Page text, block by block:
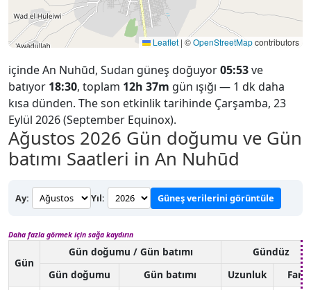
Leaflet | ©OpenStreetMapcontributors
içinde An Nuhūd, Sudan güneş doğuyor05:53ve
batıyor 18:30, toplam 12h 37m gün ışığı — 1 dk daha
kısa dünden. The son etkinlik tarihinde Çarşamba, 23
Eylül 2026 (September Equinox).
Ağustos 2026 Gün doğumu ve Gün
batımı Saatleri in An Nuhūd
Ay: Yıl: Güneş verilerini görüntüle
Daha fazla görmek için sağa kaydırın
Gün
Gün doğumu / Gün batımı
Gündüz
Gün doğumu
Gün batımı Uzunluk
Fark